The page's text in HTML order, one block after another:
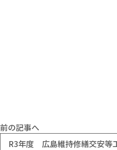
前の記事へ
R3年度 広島維持修繕交安等